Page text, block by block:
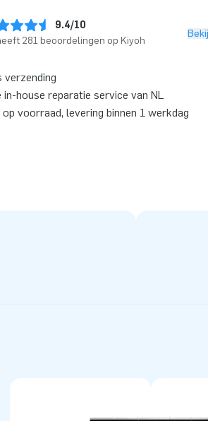
9.4/10
281 beoordelingen op Kiyoh
verzending
in-house reparatie service van NL
op voorraad, levering binnen 1 werkdag